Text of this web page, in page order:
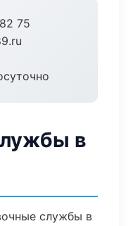
75
в
службы в